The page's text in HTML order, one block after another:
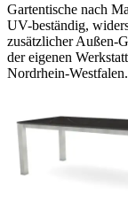
Gartentische nach
UV-beständig,
zusätzlicher Außen-
der eigenen
Nordrhein-Westfalen.